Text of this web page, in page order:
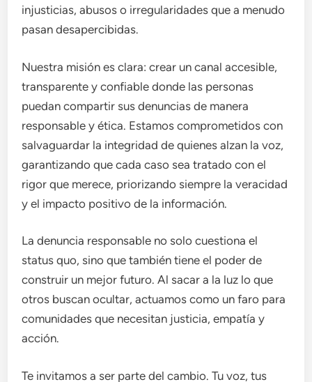
injusticias, abusos o irregularidades que a menudo
pasan desapercibidas.
Nuestra misión es clara: crear un canal accesible,
transparente y confiable donde las personas
puedan compartir sus denuncias de manera
responsable y ética. Estamos comprometidos con
salvaguardar la integridad de quienes alzan la voz,
garantizando que cada caso sea tratado con el
rigor que merece, priorizando siempre la veracidad
y el impacto positivo de la información.
La denuncia responsable no solo cuestiona el
status quo, sino que también tiene el poder de
construir un mejor futuro. Al sacar a la luz lo que
otros buscan ocultar, actuamos como un faro para
comunidades que necesitan justicia, empatía y
acción.
Te invitamos a ser parte del cambio. Tu voz, tus